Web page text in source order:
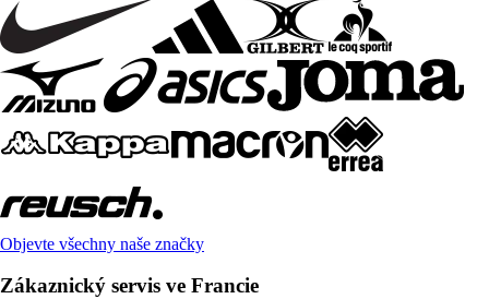
Objevte všechny naše značky
Zákaznický servis ve Francie